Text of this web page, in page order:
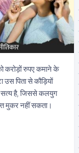
करोड़ों रुपए कमाने के
उस पिता से कौड़ियों
सत्य है, जिससे कलयुग
मुकर नहीं सकता।